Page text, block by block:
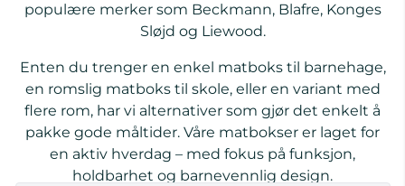
populære merker som Beckmann, Blafre, Konges
Sløjd og Liewood.
Enten du trenger en enkel matboks til barnehage,
en romslig matboks til skole, eller en variant med
flere rom, har vi alternativer som gjør det enkelt å
pakke gode måltider. Våre matbokser er laget for
en aktiv hverdag – med fokus på funksjon,
holdbarhet og barnevennlig design.